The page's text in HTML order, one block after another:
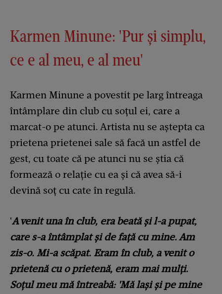
Karmen Minune: 'Pur și simplu,
ce e al meu, e al meu'
Karmen Minune a povestit pe larg întreaga
întâmplare din club cu soțul ei, care a
marcat-o pe atunci. Artista nu se aștepta ca
prietena prietenei sale să facă un astfel de
gest, cu toate că pe atunci nu se știa că
formează o relație cu ea și că avea să-i
devină soț cu cate în regulă.
'A venit una în club, era beată și l-a pupat,
care s-a întâmplat și de față cu mine. Am
zis-o. Mi-a scăpat. Eram în club, a venit o
prietenă cu o prietenă, eram mai mulți.
Soțul meu mă întreabă: 'Mă lași și pe mine